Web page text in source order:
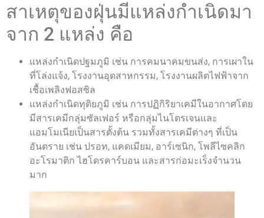
สาเหตุของฝุ่นมีแหล่งกำเนิดมา
จาก 2 แหล่ง คือ
แหล่งกำเนิดปฐมภูมิ เช่น การคมนาคมขนส่ง, การเผาใน
ที่โล่งแจ้ง, โรงงานอุตสาหกรรม, โรงงานผลิตไฟฟ้าจาก
เชื้อเพลิงฟอสซิล
แหล่งกำเนิดทุติยภูมิ เช่น การปฏิกิริยาเคมีในอากาศโดย
มีสารเคมีกลุ่มซัลเฟอร์ หรือกลุ่มไนโตรเจนและ
แอมโมเนียเป็นสารตั้งต้น รวมทั้งสารเคมีต่างๆ ที่เป็น
อันตราย เช่น ปรอท, แคดเมียม, อาร์เซนิก, โพลีไซคลิก
อะโรมาติก ไฮโดรคาร์บอน และสารก่อมะเร็งจำนวน
มาก